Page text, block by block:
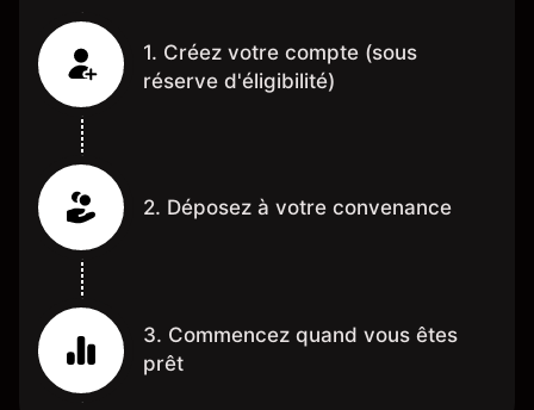
1. Créez votre compte (sous
réserve d'éligibilité)
2. Déposez à votre convenance
3. Commencez quand vous êtes
prêt